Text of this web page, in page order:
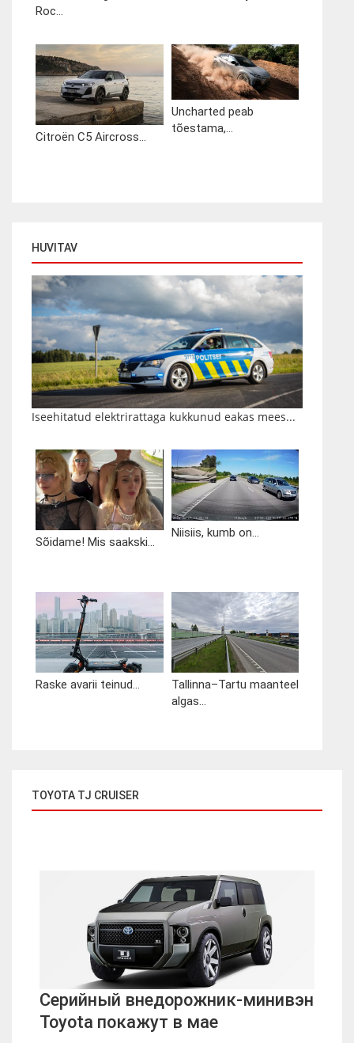
Roc...
Citroën C5 Aircross...
Uncharted peab
tõestama,...
HUVITAV
Iseehitatud elektrirattaga kukkunud eakas mees...
Sõidame! Mis saakski...
Niisiis, kumb on...
Raske avarii teinud...
Tallinna–Tartu maanteel
algas...
TOYOTA TJ CRUISER
Серийный внедорожник-минивэн
Toyota покажут в мае